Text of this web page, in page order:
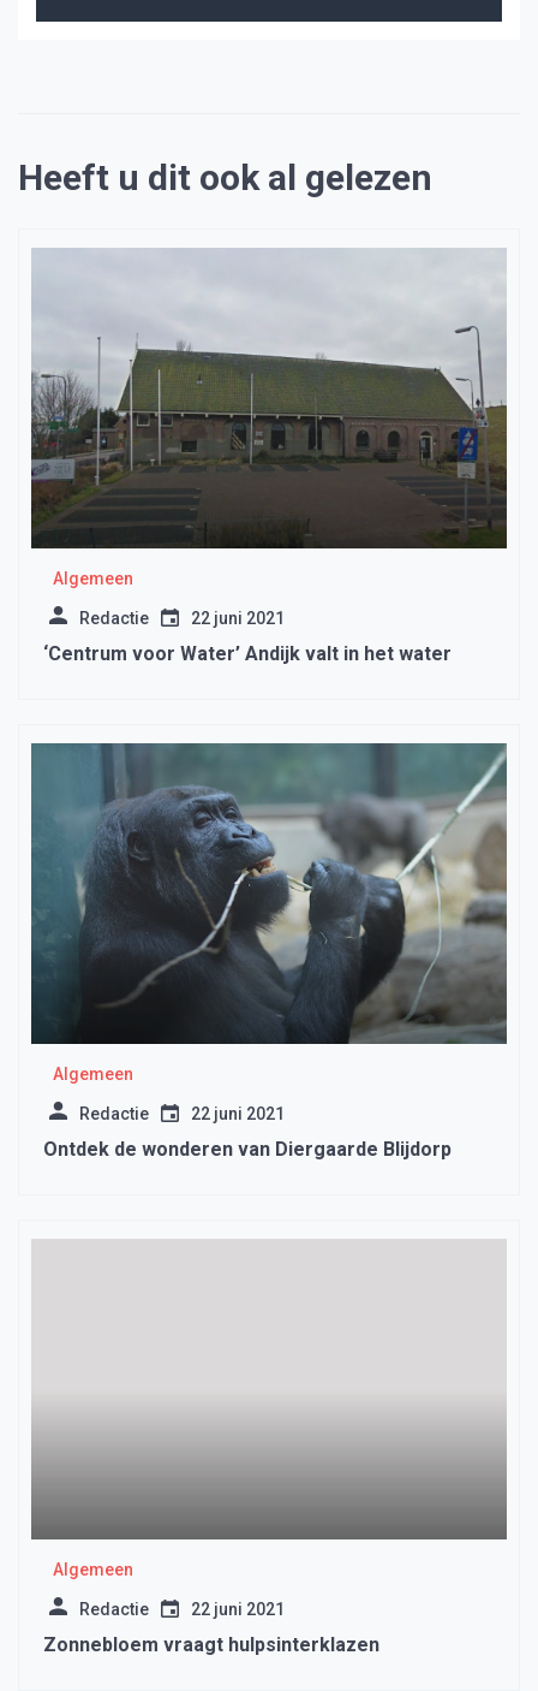
Heeft u dit ook al gelezen
Algemeen
Redactie 22 juni 2021
‘Centrum voor Water’ Andijk valt in het water
Algemeen
Redactie 22 juni 2021
Ontdek de wonderen van Diergaarde Blijdorp
Algemeen
Redactie 22 juni 2021
Zonnebloem vraagt hulpsinterklazen